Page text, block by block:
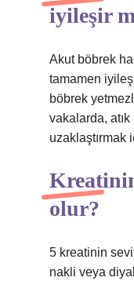
iyileşir
Akut böbrek
tamamen
böbrek
vakalarda,
uzaklaştırmak
olur?
5 kreatinin
nakli veya